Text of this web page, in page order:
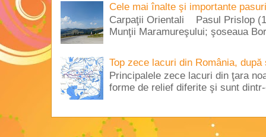
Cele mai înalte şi importante
Carpaţii Orientali Pasul Prislop
Munţii Maramureşului; şoseaua
Top zece lacuri din România, după
Principalele zece lacuri din ţara
forme de relief diferite şi sunt